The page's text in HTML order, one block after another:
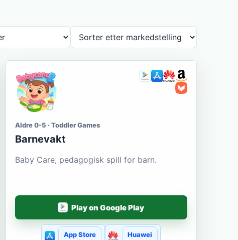
Aldre 0-5 · Toddler Games
Barnevakt
Baby Care, pedagogisk spill for barn.
Play on Google Play
App Store Huawei